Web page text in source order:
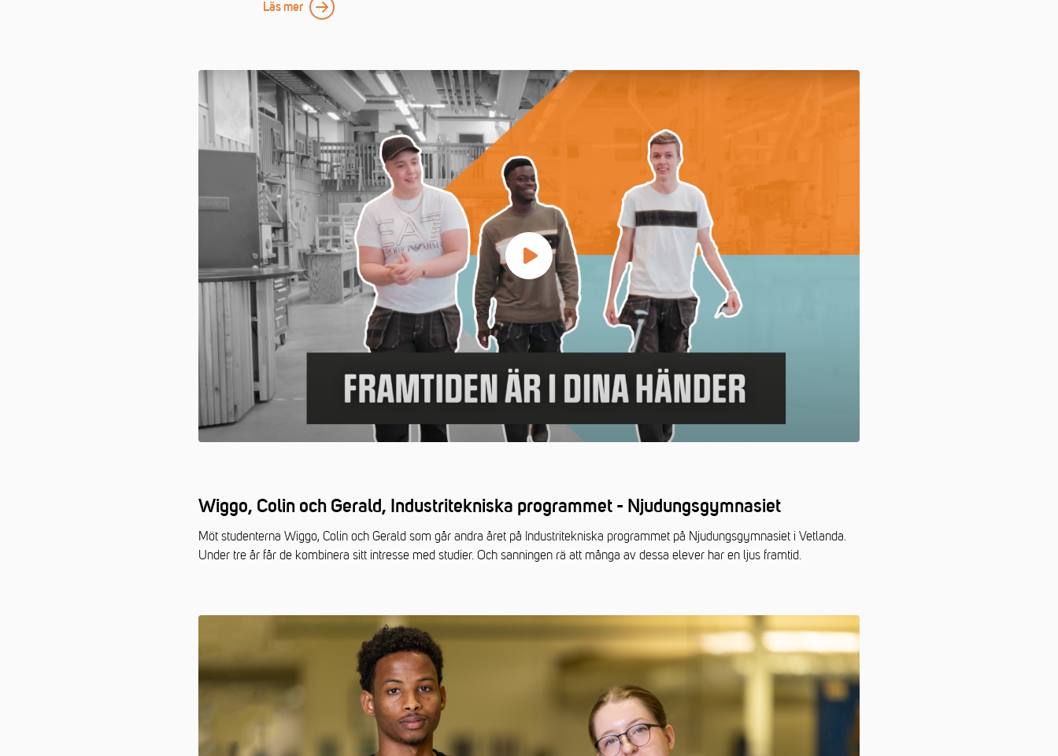
Läs mer
Wiggo, Colin och Gerald, Industritekniska programmet - Njudungsgymnasiet
Möt studenterna Wiggo, Colin och Gerald som går andra året på Industritekniska programmet på Njudungsgymnasiet i Vetlanda.
Under tre år får de kombinera sitt intresse med studier. Och sanningen rä att många av dessa elever har en ljus framtid.